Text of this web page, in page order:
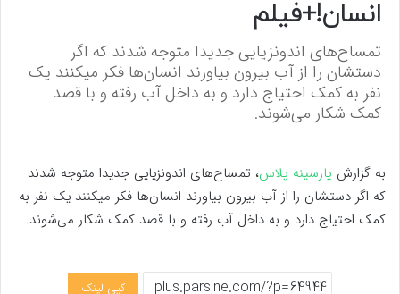
انسان!+فیلم
تمساح‌های اندونزیایی جدیدا متوجه شدند که اگر
دستشان را از آب بیرون بیاورند انسان‌ها فکر میکنند یک
نفر به کمک احتیاج دارد و به داخل آب رفته و با قصد
کمک شکار می‌شوند.
به گزارش پارسینه پلاس، تمساح‌های اندونزیایی جدیدا متوجه شدند
که اگر دستشان را از آب بیرون بیاورند انسان‌ها فکر میکنند یک نفر به
کمک احتیاج دارد و به داخل آب رفته و با قصد کمک شکار می‌شوند.
کپی لینک